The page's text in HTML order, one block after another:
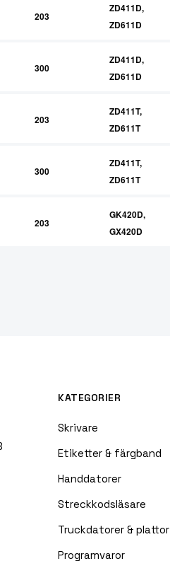
203
ZD411D,
ZD611D
300
ZD411D,
ZD611D
203
ZD411T,
ZD611T
300
ZD411T,
ZD611T
203
GK420D,
GX420D
KATEGORIER
Skrivare
Etiketter & färgband
Handdatorer
Streckkodsläsare
Truckdatorer & plattor
Programvaror